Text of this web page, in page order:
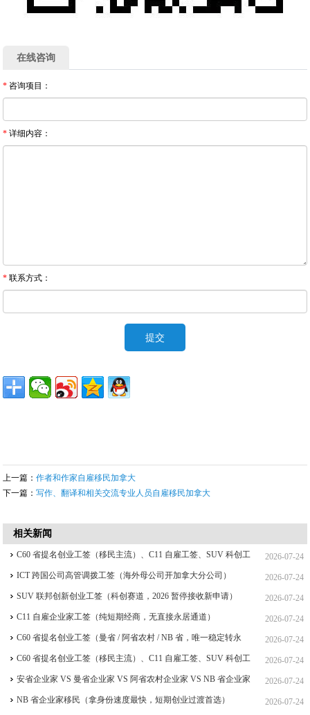
在线咨询
* 咨询项目：
* 详细内容：
* 联系方式：
上一篇：作者和作家自雇移民加拿大
下一篇：写作、翻译和相关交流专业人员自雇移民加拿大
相关新闻
2026-07-24
C60 省提名创业工签（移民主流）、C11 自雇工签、SUV 科创工
签、ICT 跨国高管工签比较 2026-07-24
ICT 跨国公司高管调拨工签（海外母公司开加拿大分公司）
2026-07-24
SUV 联邦创新创业工签（科创赛道，2026 暂停接收新申请）
2026-07-24
C11 自雇企业家工签（纯短期经商，无直接永居通道）
2026-07-24
C60 省提名创业工签（曼省 / 阿省农村 / NB 省，唯一稳定转永
居，重点） 2026-07-24
C60 省提名创业工签（移民主流）、C11 自雇工签、SUV 科创工
签、ICT 跨国高管工签 2026-07-24
安省企业家 VS 曼省企业家 VS 阿省农村企业家 VS NB 省企业家
四合一详细对比（2026 年 7 月最新官方政策） 2026-07-24
NB 省企业家移民（拿身份速度最快，短期创业过渡首选）